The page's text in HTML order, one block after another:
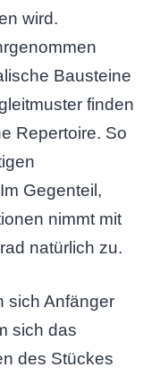
wird.
Bausteine
finden
Repertoire. So
Gegenteil,
nimmt mit
natürlich zu.
sich Anfänger
sich das
des Stückes